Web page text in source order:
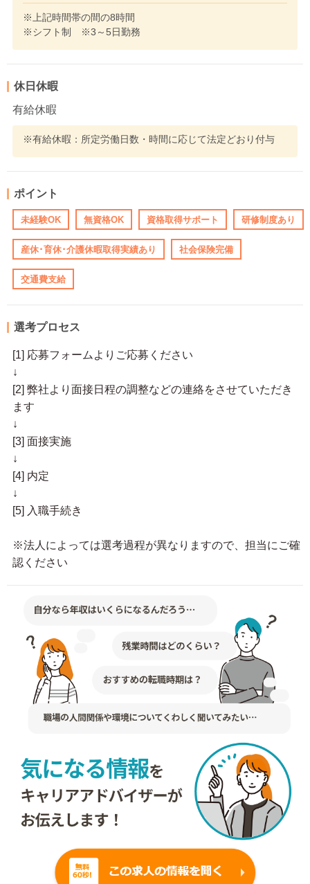
※上記時間帯の間の8時間
※シフト制 ※3～5日勤務
休日休暇
有給休暇
※有給休暇：所定労働日数・時間に応じて法定どおり付与
ポイント
未経験OK 無資格OK 資格取得サポート 研修制度あり
産休･育休･介護休暇取得実績あり 社会保険完備
交通費支給
選考プロセス
[1] 応募フォームよりご応募ください
↓
[2] 弊社より面接日程の調整などの連絡をさせていただき
ます
↓
[3] 面接実施
↓
[4] 内定
↓
[5] 入職手続き
※法人によっては選考過程が異なりますので、担当にご確
認ください